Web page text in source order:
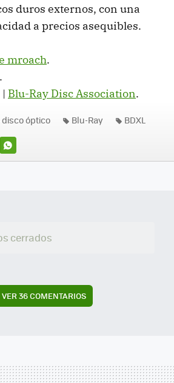
duros externos, con una
a precios asequibles.
mroach.
.
Blu-Ray Disc Association.
WHATSAPP
disco óptico Blu-Ray BDXL
cerrados
VER36 COMENTARIOS